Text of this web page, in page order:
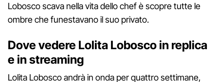
Lobosco scava nella vita dello chef è scopre tutte le
ombre che funestavano il suo privato.
Dove vedere Lolita Lobosco in replica
e in streaming
Lolita Lobosco andrà in onda per quattro settimane,